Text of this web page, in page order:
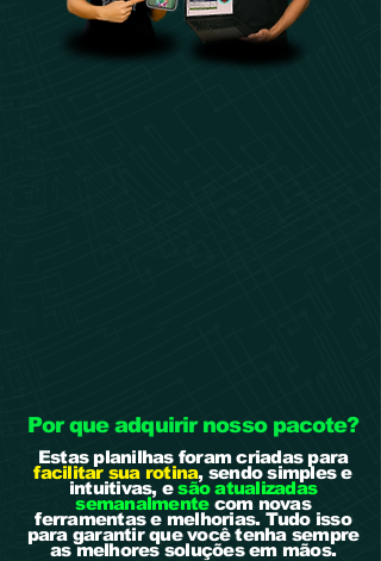
Por que adquirir nosso pacote?
Estas planilhas foram criadas para
facilitar sua rotina, sendo simples e
intuitivas, esão atualizadas
semanalmente com novas
ferramentas e melhorias. Tudo isso
para garantir que você tenha sempre
as melhores soluções em mãos.